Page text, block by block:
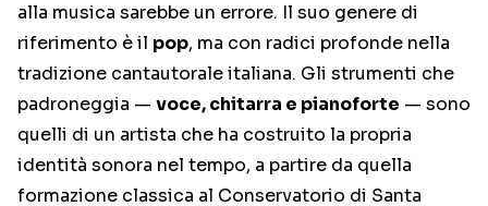
alla musica sarebbe un errore. Il suo genere di
riferimento è il pop, ma con radici profonde nella
tradizione cantautorale italiana. Gli strumenti che
padroneggia — voce, chitarra e pianoforte — sono
quelli di un artista che ha costruito la propria
identità sonora nel tempo, a partire da quella
formazione classica al Conservatorio di Santa